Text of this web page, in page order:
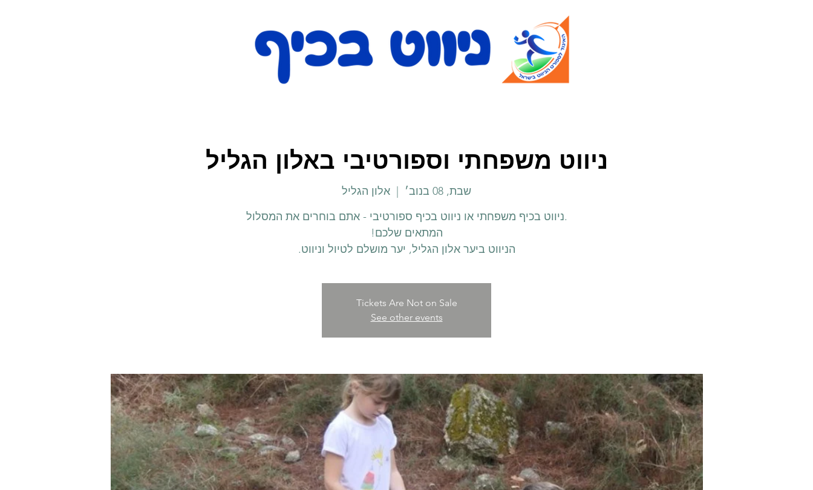
ניווט משפחתי וספורטיבי באלון הגליל
שבת, 08 בנוב׳
אלון הגליל
.ניווט בכיף משפחתי או ניווט בכיף ספורטיבי - אתם בוחרים את המסלול
הניווט ביער אלון הגליל, יער מושלם לטיול וניווט.
Tickets Are Not on Sale
See other events